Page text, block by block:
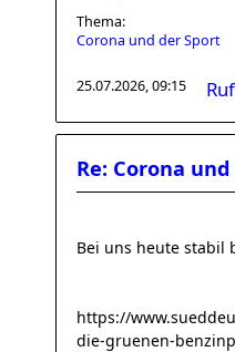
Thema:
Corona und der Sport
25.07.2026, 09:15
Re: Corona
Bei uns heute stabil
https://
die-gruenen-